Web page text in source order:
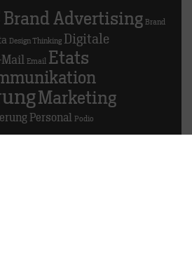
Brand Advertising Brand
Design Thinking Digitale
Email Etats
Marketing
Personal Podio